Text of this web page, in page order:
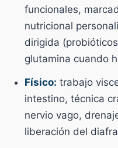
funcionales,
nutricional
dirigida
glutamina cuando
Físico: trabajo
intestino, técnica
nervio vago,
liberación del